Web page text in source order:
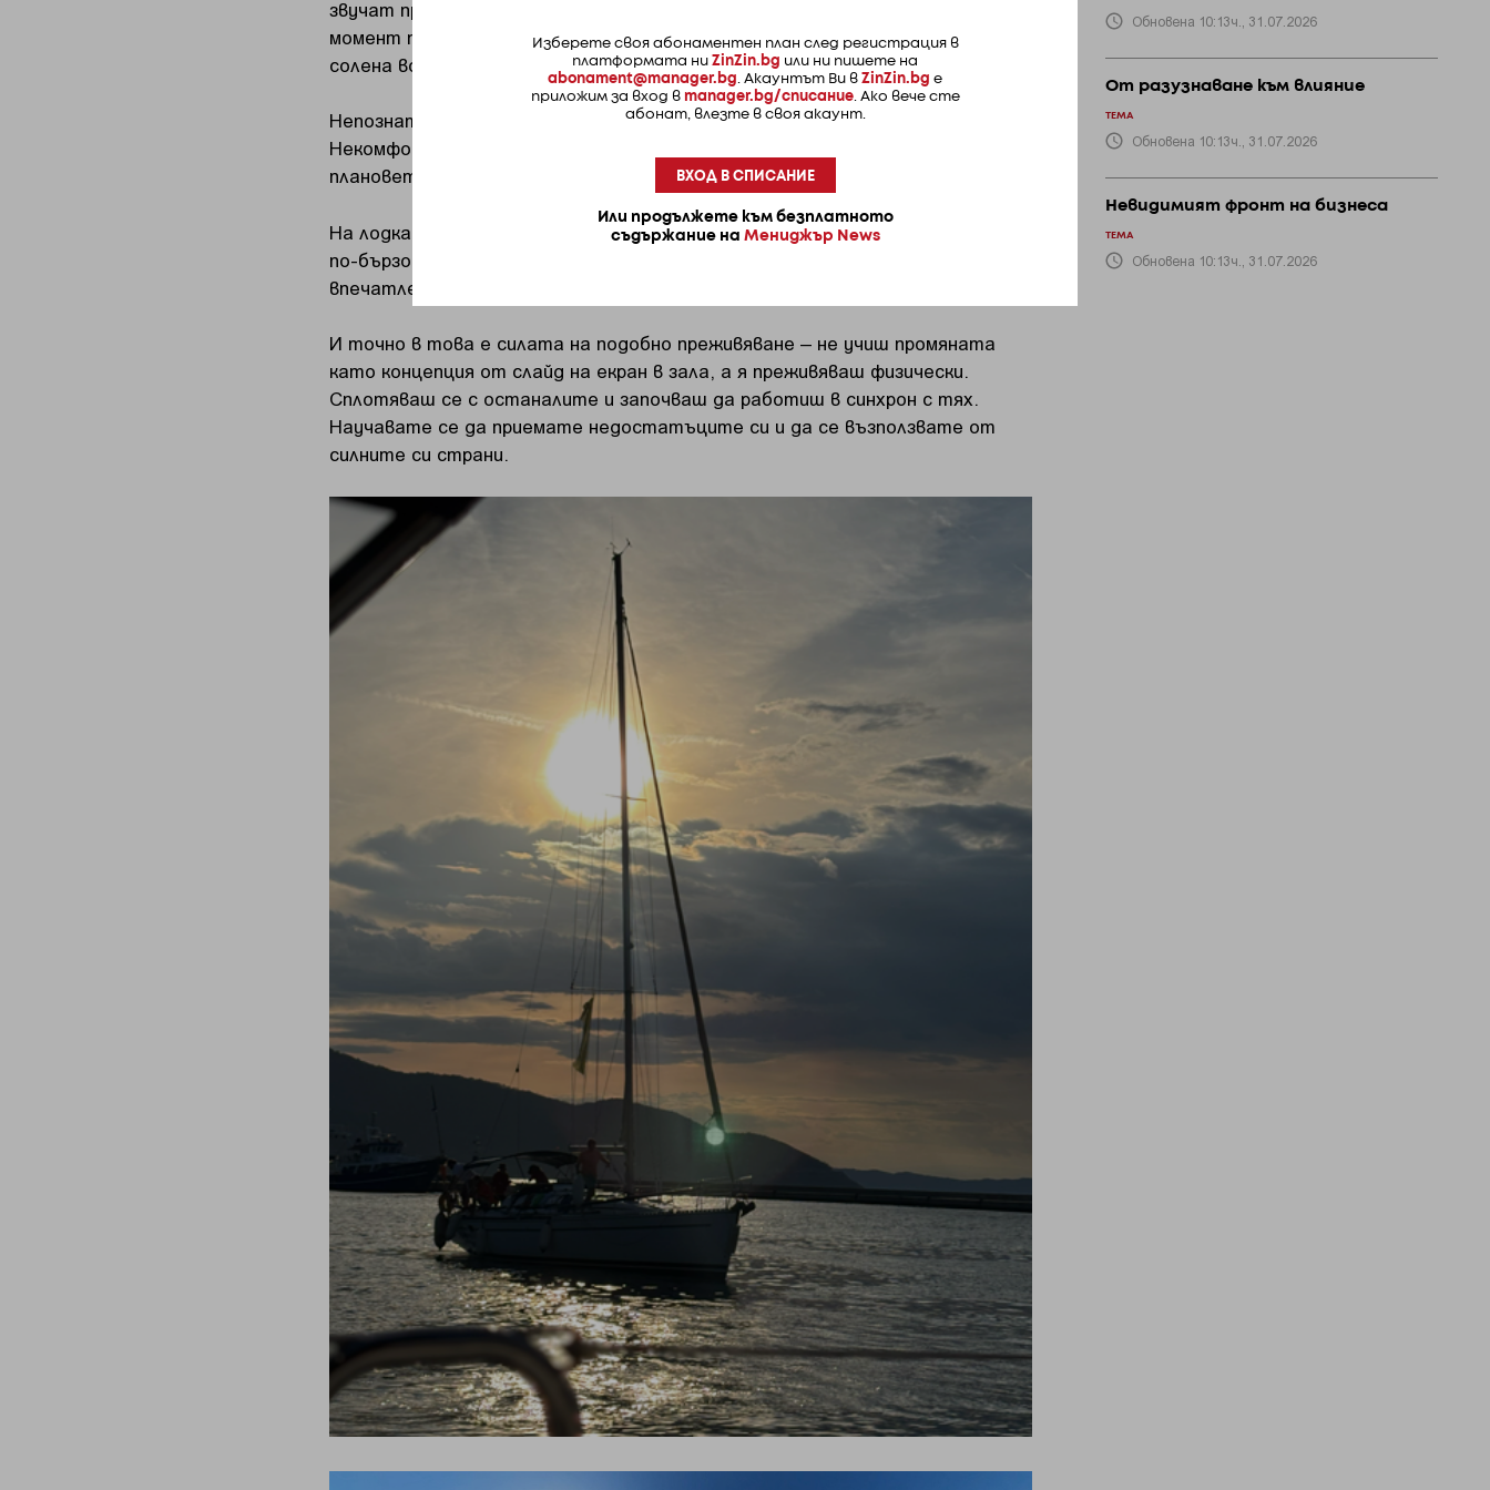
Изберете своя абонаментен план след регистрация в
платформата ни ZinZin.bg или ни пишете на
abonament@manager.bg
. Акаунтът Ви в ZinZin.bg е
приложим за вход в manager.bg/списание. Ако вече сте
абонат, влезте в своя акаунт.
ВХОД В СПИСАНИЕ
Или продължете към безплатното
съдържание на Мениджър News
звучат презентациите ти или колко уверено влизаш в срещи. В един
момент просто стоиш насред вятър, дъжд, въжета, наклонена палуба и
солена вода в лицето, а шкиперът казва: „Сменяме курса, ще има буря“.
Непознати хора. Без лично пространство. Постоянно движение.
Некомфортна среда. И море, което през няколко часа ти напомня, че
плановете са силно надценени.
На лодката същността на характерите излиза на повърхността много
по-бързо, отколкото в офис. Там няма време да „мениджираш
впечатление“. Когато вятърът се усили или пък спре.
И точно в това е силата на подобно преживяване – не учиш промяната
като концепция от слайд на екран в зала, а я преживяваш физически.
Сплотяваш се с останалите и започваш да работиш в синхрон с тях.
Научавате се да приемате недостатъците си и да се възползвате от
силните си страни.
Обновена 10:13ч., 31.07.2026
От разузнаване към влияние
ТЕМА
Обновена 10:13ч., 31.07.2026
Невидимият фронт на бизнеса
ТЕМА
Обновена 10:13ч., 31.07.2026